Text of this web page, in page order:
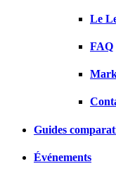
Le
FAQ
Guides
Événements